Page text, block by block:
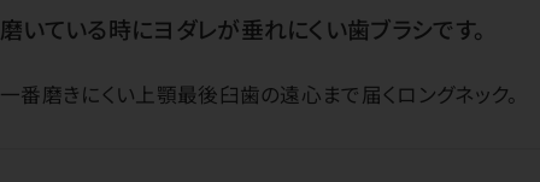
磨いている時にヨダレが垂れにくい歯ブラシです。
一番磨きにくい上顎最後臼歯の遠心まで届くロングネック。